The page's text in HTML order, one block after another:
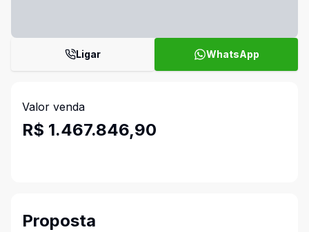
Ligar WhatsApp
Valor venda
R$ 1.467.846,90
Proposta